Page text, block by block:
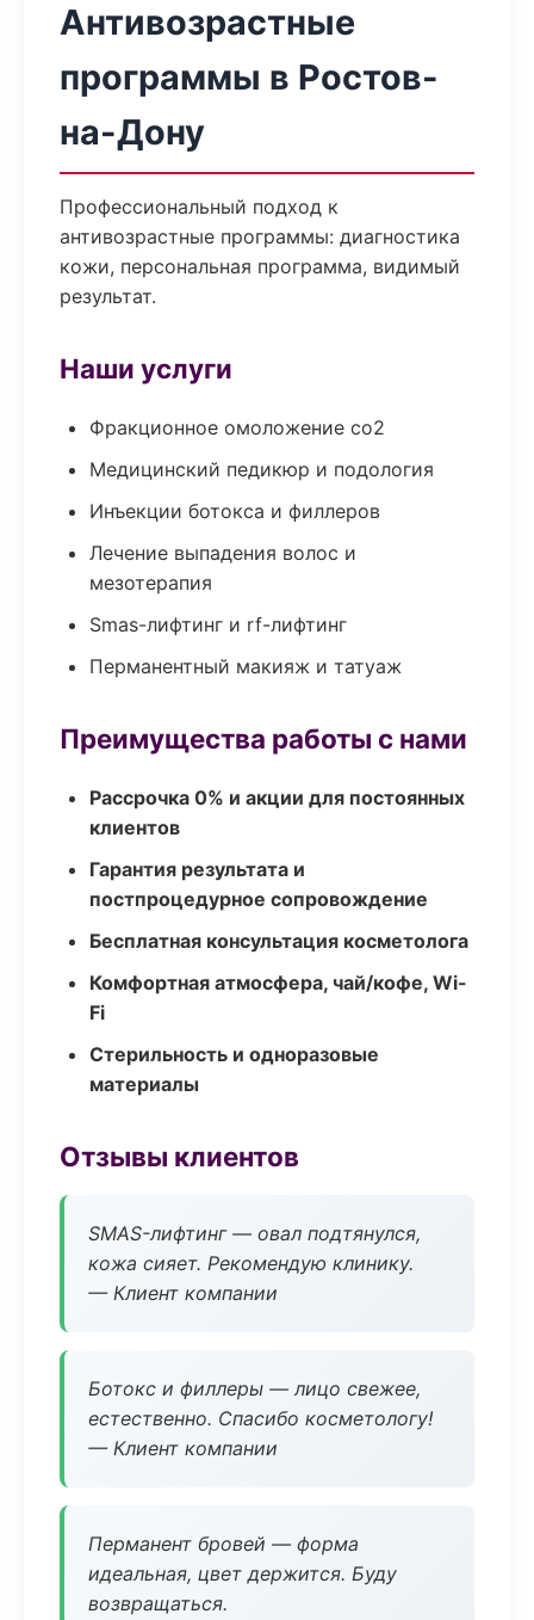
Антивозрастные
программы в Ростов-
на-Дону
Профессиональный подход к
антивозрастные программы: диагностика
кожи, персональная программа, видимый
результат.
Наши услуги
Фракционное омоложение co2
Медицинский педикюр и подология
Инъекции ботокса и филлеров
Лечение выпадения волос и
мезотерапия
Smas-лифтинг и rf-лифтинг
Перманентный макияж и татуаж
Преимущества работы с нами
Рассрочка 0% и акции для постоянных
клиентов
Гарантия результата и
постпроцедурное сопровождение
Бесплатная консультация косметолога
Комфортная атмосфера, чай/кофе, Wi-
Fi
Стерильность и одноразовые
материалы
Отзывы клиентов
SMAS-лифтинг — овал подтянулся,
кожа сияет. Рекомендую клинику.
— Клиент компании
Ботокс и филлеры — лицо свежее,
естественно. Спасибо косметологу!
— Клиент компании
Перманент бровей — форма
идеальная, цвет держится. Буду
возвращаться.